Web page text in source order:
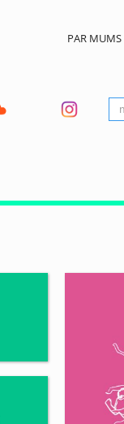
PAR MUMS